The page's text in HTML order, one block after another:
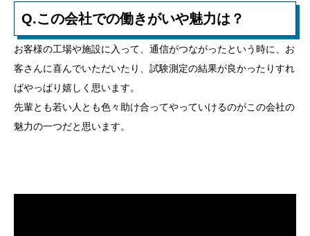
Q.この会社での働きがいや魅力は？
お客様の工場や施設に入って、通信がつながったという時に、お
客さんに喜んでいただいたり、試験測定の結果が良かったりすれ
ばやっぱり嬉しく思います。
先輩とも若い人とも色々助け合ってやっていけるのがこの会社の
魅力の一つだと思います。